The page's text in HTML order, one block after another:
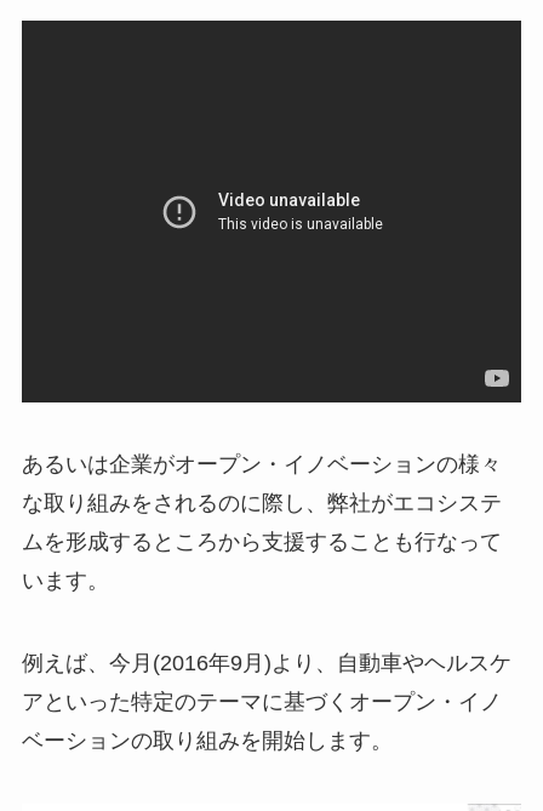
あるいは企業がオープン・イノベーションの様々
な取り組みをされるのに際し、弊社がエコシステ
ムを形成するところから支援することも行なって
います。
例えば、今月(2016年9月)より、自動車やヘルスケ
アといった特定のテーマに基づくオープン・イノ
ベーションの取り組みを開始します。